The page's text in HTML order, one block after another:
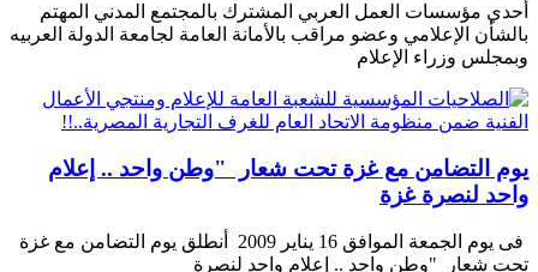
أحدي مؤسسات العمل العربي المشترك بالمجتمع المدني المهتم
بالشأن الإعلامي وعضو مراقب بالأمانة العامة لجامعة الدولة العربيه
وبمجلس وزراء الإعلام
يوم التضامن مع غزة تحت شعار "وطن واحد .. إعلام
واحد لنصرة غزة
فى يوم الجمعة الموافق 16 يناير 2009 أنطلق يوم التضامن مع غزة
تحت شعار "وطن واحد .. إعلام واحد لنصرة